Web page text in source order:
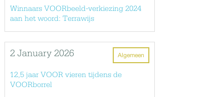
Winnaars VOORbeeld-verkiezing 2024
aan het woord: Terrawijs
Algemeen
2 January 2026
12,5 jaar VOOR vieren tijdens de
VOORborrel